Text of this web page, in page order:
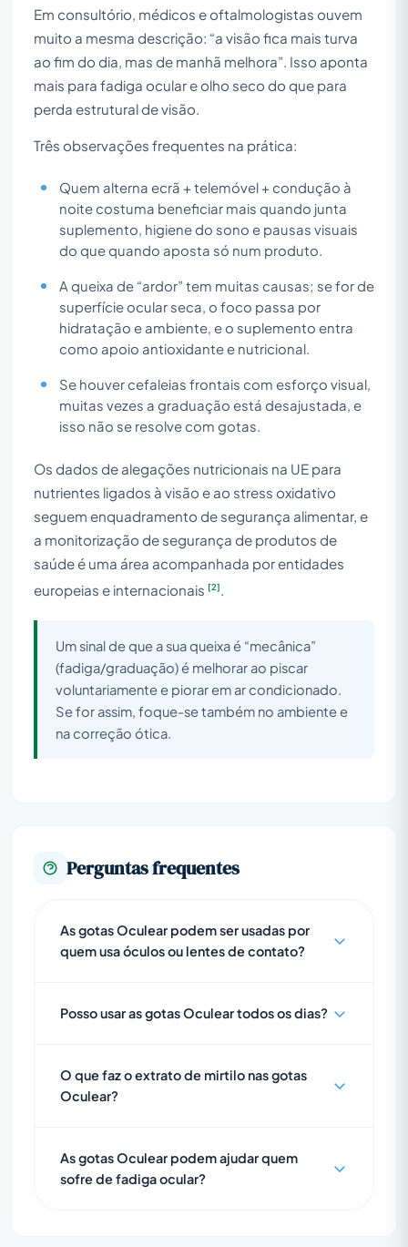
Em consultório, médicos e oftalmologistas ouvem
muito a mesma descrição: “a visão fica mais turva
ao fim do dia, mas de manhã melhora”. Isso aponta
mais para fadiga ocular e olho seco do que para
perda estrutural de visão.
Três observações frequentes na prática:
Quem alterna ecrã + telemóvel + condução à
noite costuma beneficiar mais quando junta
suplemento, higiene do sono e pausas visuais
do que quando aposta só num produto.
A queixa de “ardor” tem muitas causas; se for de
superfície ocular seca, o foco passa por
hidratação e ambiente, e o suplemento entra
como apoio antioxidante e nutricional.
Se houver cefaleias frontais com esforço visual,
muitas vezes a graduação está desajustada, e
isso não se resolve com gotas.
Os dados de alegações nutricionais na UE para
nutrientes ligados à visão e ao stress oxidativo
seguem enquadramento de segurança alimentar, e
a monitorização de segurança de produtos de
saúde é uma área acompanhada por entidades
europeias e internacionais [2].
Um sinal de que a sua queixa é “mecânica”
(fadiga/graduação) é melhorar ao piscar
voluntariamente e piorar em ar condicionado.
Se for assim, foque-se também no ambiente e
na correção ótica.
Perguntas frequentes
As gotas Oculear podem ser usadas por
quem usa óculos ou lentes de contato?
Posso usar as gotas Oculear todos os dias?
O que faz o extrato de mirtilo nas gotas
Oculear?
As gotas Oculear podem ajudar quem
sofre de fadiga ocular?